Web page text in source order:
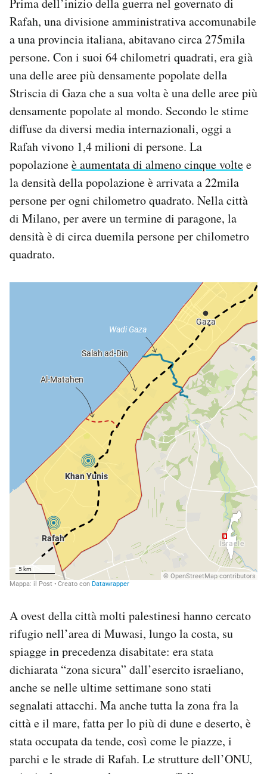
Prima dell’inizio della guerra nel governato di
Rafah, una divisione amministrativa accomunabile
a una provincia italiana, abitavano circa 275mila
persone. Con i suoi 64 chilometri quadrati, era già
una delle aree più densamente popolate della
Striscia di Gaza che a sua volta è una delle aree più
densamente popolate al mondo. Secondo le stime
diffuse da diversi media internazionali, oggi a
Rafah vivono 1,4 milioni di persone. La
popolazioneè aumentata di almeno cinque voltee
la densità della popolazione è arrivata a 22mila
persone per ogni chilometro quadrato. Nella città
di Milano, per avere un termine di paragone, la
densità è di circa duemila persone per chilometro
quadrato.
A ovest della città molti palestinesi hanno cercato
rifugio nell’area di Muwasi, lungo la costa, su
spiagge in precedenza disabitate: era stata
dichiarata “zona sicura” dall’esercito israeliano,
anche se nelle ultime settimane sono stati
segnalati attacchi. Ma anche tutta la zona fra la
città e il mare, fatta per lo più di dune e deserto, è
stata occupata da tende, così come le piazze, i
parchi e le strade di Rafah. Le strutture dell’ONU,